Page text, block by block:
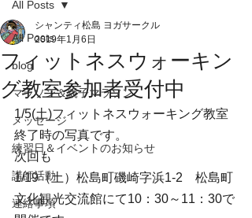
All Posts
blog
マラソン＆親子マラソン
メッセージ
練習日＆イベントのお知らせ
講師活動
連絡事項
All Posts
フィットネスウォーキン
グ教室参加者受付中
シャンティ松島 ヨガサークル
2019年1月6日
1/5(土)フィットネスウォーキング教室
終了時の写真です。
次回も
1/19（土）松島町磯崎字浜1-2　松島町
文化観光交流館にて10：30～11：30で